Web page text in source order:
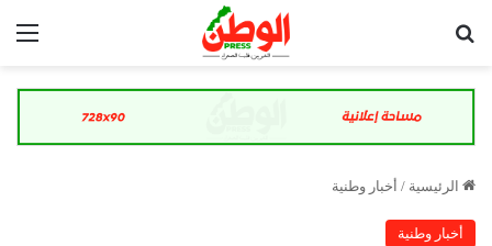
الرئيسية / أخبار وطنية
أخبار وطنية